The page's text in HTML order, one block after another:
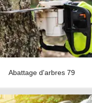
Abattage d'arbres 79